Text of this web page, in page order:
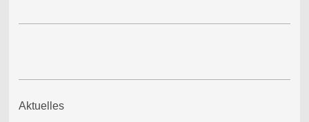
Aktuelles